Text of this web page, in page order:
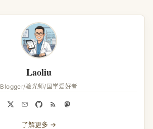
Laoliu
Blogger/验光师/国学爱好者
了解更多 →